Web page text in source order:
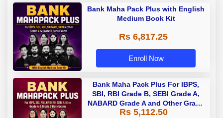
Bank Maha Pack Plus with English
Medium Book Kit
Rs 6,817.25
Enroll Now
Bank Maha Pack Plus For IBPS,
SBI, RBI Grade B, SEBI Grade A,
NABARD Grade A and Other Grade
A & Grade B Bank Exams
Rs 5,112.50